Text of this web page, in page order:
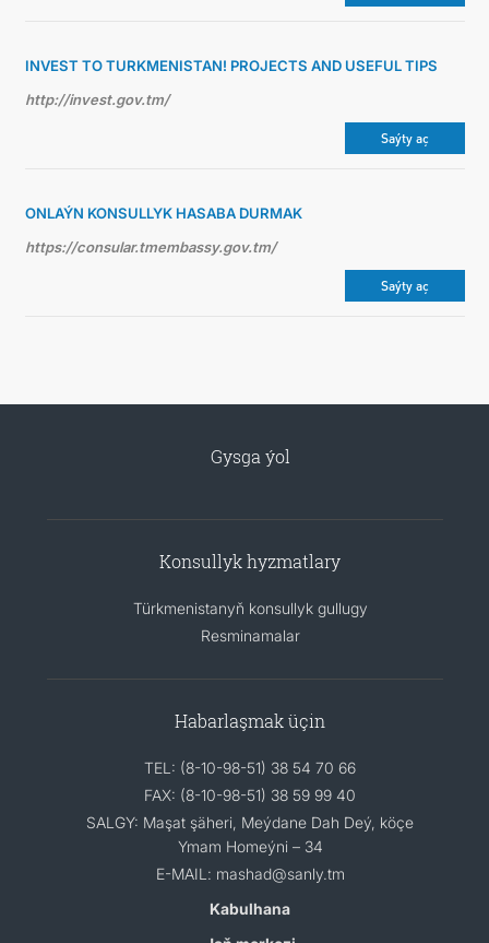
INVEST TO TURKMENISTAN! PROJECTS AND USEFUL TIPS
http://invest.gov.tm/
Saýty aç
ONLAÝN KONSULLYK HASABA DURMAK
https://consular.tmembassy.gov.tm/
Saýty aç
Gysga ýol
Konsullyk hyzmatlary
Türkmenistanyň konsullyk gullugy
Resminamalar
Habarlaşmak üçin
TEL: (8-10-98-51) 38 54 70 66
FAX: (8-10-98-51) 38 59 99 40
SALGY: Maşat şäheri, Meýdane Dah Deý, köçe
Ymam Homeýni – 34
E-MAIL: mashad@sanly.tm
Kabulhana